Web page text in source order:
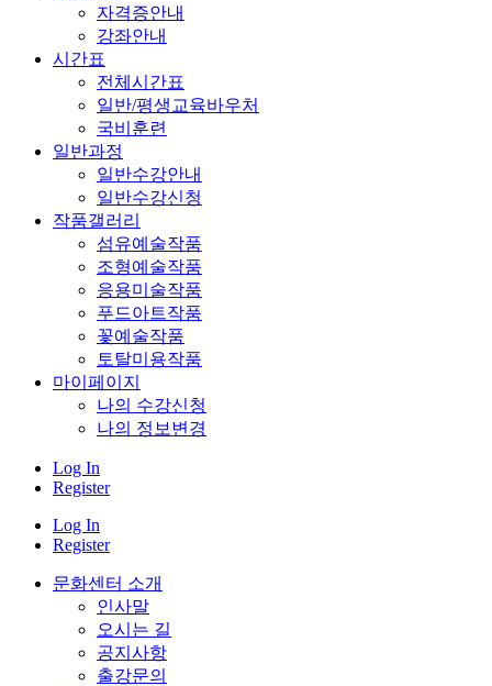
자격증안내
강좌안내
시간표
전체시간표
일반/평생교육바우처
국비훈련
일반과정
일반수강안내
일반수강신청
작품갤러리
섬유예술작품
조형예술작품
응용미술작품
푸드아트작품
꽃예술작품
토탈미용작품
마이페이지
나의 수강신청
나의 정보변경
Log In
Register
Log In
Register
문화센터 소개
인사말
오시는 길
공지사항
출강문의